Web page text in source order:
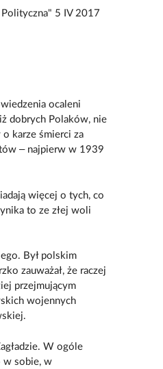
5 IV 2017
ocaleni
dobrych Polaków, nie
karze śmierci za
– najpierw w 1939
więcej o tych, co
to ze złej woli
Był polskim
zauważał, że raczej
przejmującym
wojennych
W ogóle
w sobie, w